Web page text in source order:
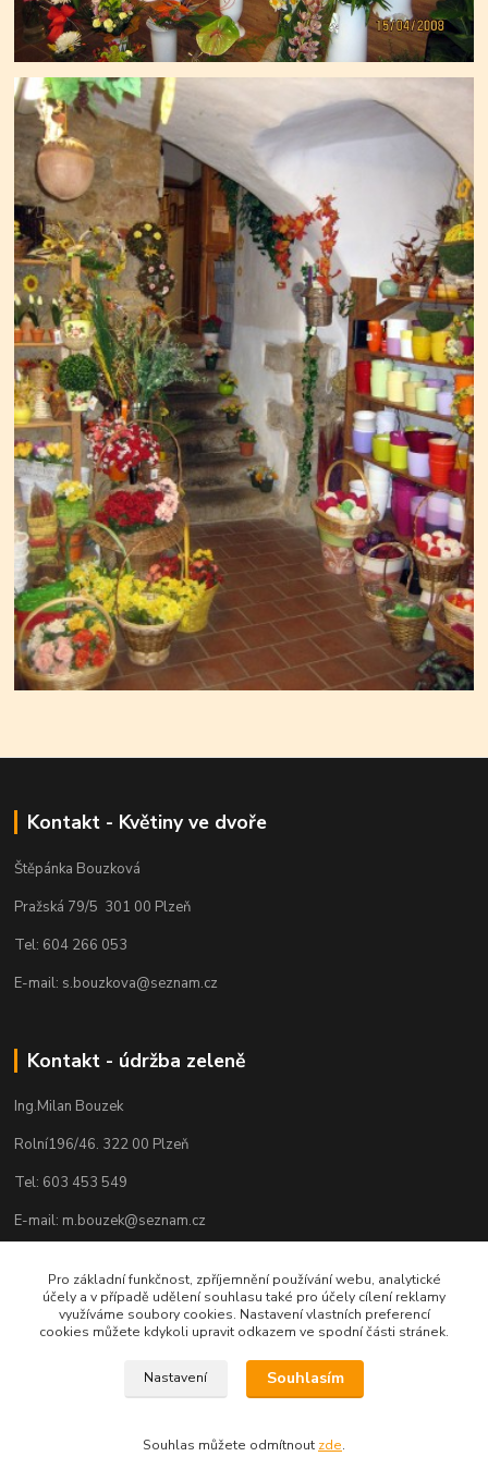
Kontakt - Květiny ve dvoře
Štěpánka Bouzková
Pražská 79/5 301 00 Plzeň
Tel: 604 266 053
E-mail: s.bouzkova@seznam.cz
Kontakt - údržba zeleně
Ing.Milan Bouzek
Rolní196/46. 322 00 Plzeň
Tel: 603 453 549
E-mail: m.bouzek@seznam.cz
Pro základní funkčnost, zpříjemnění používání webu, analytické
účely a v případě udělení souhlasu také pro účely cílení reklamy
využíváme soubory cookies. Nastavení vlastních preferencí
cookies můžete kdykoli upravit odkazem ve spodní části stránek.
Nastavení Souhlasím
Souhlas můžete odmítnout zde.